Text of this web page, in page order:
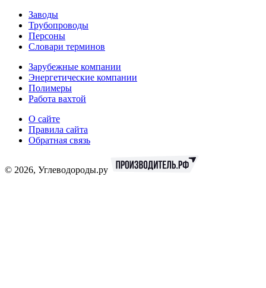
Заводы
Трубопроводы
Персоны
Словари терминов
Зарубежные компании
Энергетические компании
Полимеры
Работа вахтой
О сайте
Правила сайта
Обратная связь
© 2026, Углеводороды.ру